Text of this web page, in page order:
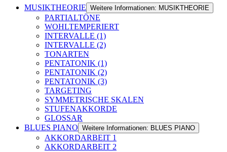
MUSIKTHEORIE Weitere Informationen: MUSIKTHEORIE
PARTIALTÖNE
WOHLTEMPERIERT
INTERVALLE (1)
INTERVALLE (2)
TONARTEN
PENTATONIK (1)
PENTATONIK (2)
PENTATONIK (3)
TARGETING
SYMMETRISCHE SKALEN
STUFENAKKORDE
GLOSSAR
BLUES PIANO Weitere Informationen: BLUES PIANO
AKKORDARBEIT 1
AKKORDARBEIT 2